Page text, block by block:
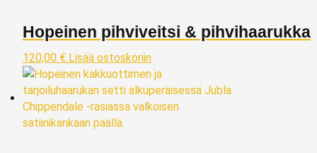
Hopeinen pihviveitsi & pihvihaarukka
120,00 € Lisää ostoskoriin